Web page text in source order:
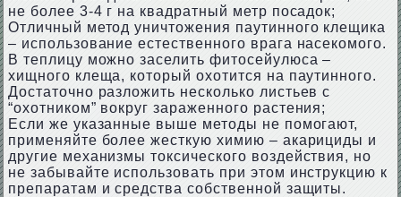
не более 3-4 г на квадратный метр посадок;
Отличный метод уничтожения паутинного клещика
– использование естественного врага насекомого.
В теплицу можно заселить фитосейулюса –
хищного клеща, который охотится на паутинного.
Достаточно разложить несколько листьев с
“охотником” вокруг зараженного растения;
Если же указанные выше методы не помогают,
применяйте более жесткую химию – акарициды и
другие механизмы токсического воздействия, но
не забывайте использовать при этом инструкцию к
препаратам и средства собственной защиты.